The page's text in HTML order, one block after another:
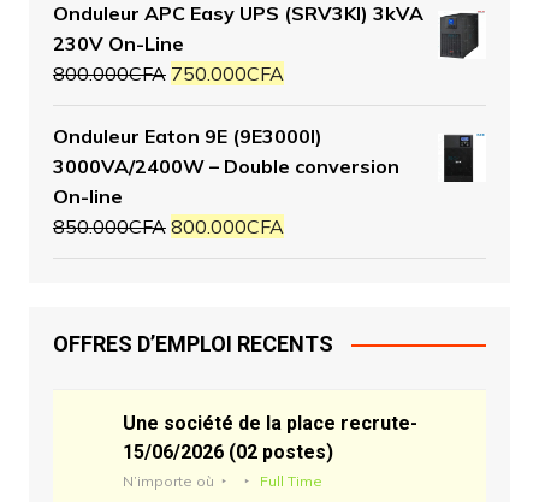
Onduleur APC Easy UPS (SRV3KI) 3kVA
230V On-Line
800.000CFA 750.000CFA
Onduleur Eaton 9E (9E3000I)
3000VA/2400W – Double conversion
On-line
850.000CFA 800.000CFA
OFFRES D’EMPLOI RECENTS
Une société de la place recrute-
15/06/2026 (02 postes)
N’importe où Full Time